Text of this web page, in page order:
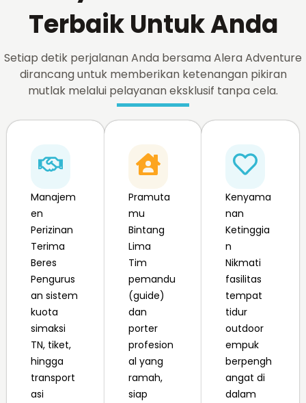
Terbaik Untuk Anda
Setiap detik perjalanan Anda bersama Alera Adventure
dirancang untuk memberikan ketenangan pikiran
mutlak melalui pelayanan eksklusif tanpa cela.
Manajem
en
Perizinan
Terima
Beres
Pengurus
an sistem
kuota
simaksi
TN, tiket,
hingga
transport
asi
Pramuta
mu
Bintang
Lima
Tim
pemandu
(guide)
dan
porter
profesion
al yang
ramah,
siap
Kenyama
nan
Ketinggia
n
Nikmati
fasilitas
tempat
tidur
outdoor
empuk
berpengh
angat di
dalam